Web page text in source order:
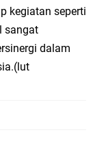
kegiatan seperti
sangat
dalam